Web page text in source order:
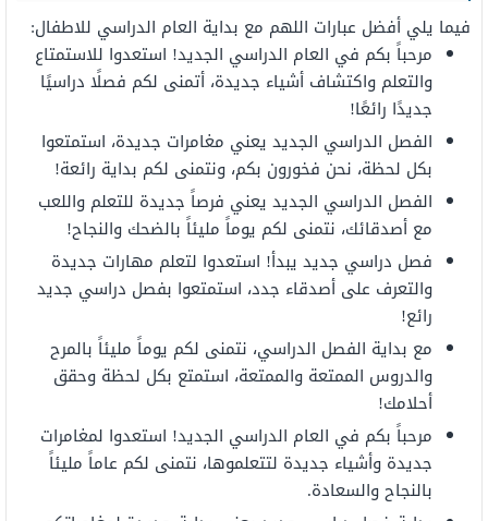
فيما يلي أفضل عبارات اللهم مع بداية العام الدراسي للاطفال:
مرحباً بكم في العام الدراسي الجديد! استعدوا للاستمتاع
والتعلم واكتشاف أشياء جديدة، أتمنى لكم فصلًا دراسيًا
جديدًا رائعًا!
الفصل الدراسي الجديد يعني مغامرات جديدة، استمتعوا
بكل لحظة، نحن فخورون بكم، ونتمنى لكم بداية رائعة!
الفصل الدراسي الجديد يعني فرصاً جديدة للتعلم واللعب
مع أصدقائك، نتمنى لكم يوماً مليئاً بالضحك والنجاح!
فصل دراسي جديد يبدأ! استعدوا لتعلم مهارات جديدة
والتعرف على أصدقاء جدد، استمتعوا بفصل دراسي جديد
رائع!
مع بداية الفصل الدراسي، نتمنى لكم يوماً مليئاً بالمرح
والدروس الممتعة والممتعة، استمتع بكل لحظة وحقق
أحلامك!
مرحباً بكم في العام الدراسي الجديد! استعدوا لمغامرات
جديدة وأشياء جديدة لتتعلموها، نتمنى لكم عاماً مليئاً
بالنجاح والسعادة.